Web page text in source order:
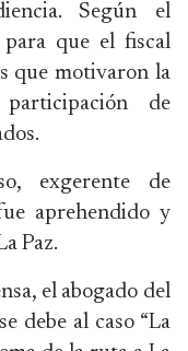
Según el
para que el fiscal
que motivaron la
de
exgerente de
aprehendido y
Paz.
el abogado del
debe al caso “La